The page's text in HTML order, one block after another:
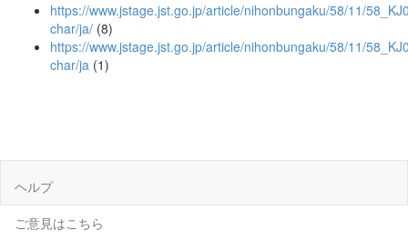
https://www.jstage.jst.go.jp/article/nihonbungaku/58/11/
char/ja/ (8)
https://www.jstage.jst.go.jp/article/nihonbungaku/58/11/
char/ja (1)
ヘルプ
ご意見はこちら